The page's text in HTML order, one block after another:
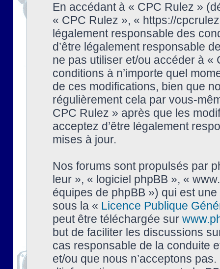
En accédant à « CPC Rulez »
« CPC Rulez », « https://
légalement responsable des
d’être légalement responsable
ne pas utiliser et/ou accéder à
conditions à n’importe quel
de ces modifications, bien que
régulièrement cela par vous-
CPC Rulez » après que les
acceptez d’être légalement
mises à jour.
Nos forums sont propulsés par
leur », « logiciel phpBB », «
équipes de phpBB ») qui est
sous la « Licence Publique
peut être téléchargée sur
but de faciliter les discussions
cas responsable de la conduite
et/ou que nous n’acceptons